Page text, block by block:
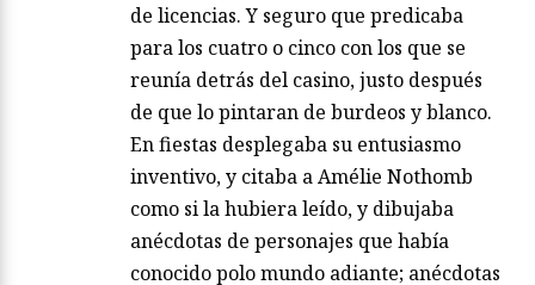
de licencias. Y seguro que predicaba
para los cuatro o cinco con los que se
reunía detrás del casino, justo después
de que lo pintaran de burdeos y blanco.
En fiestas desplegaba su entusiasmo
inventivo, y citaba a Amélie Nothomb
como si la hubiera leído, y dibujaba
anécdotas de personajes que había
conocido polo mundo adiante; anécdotas